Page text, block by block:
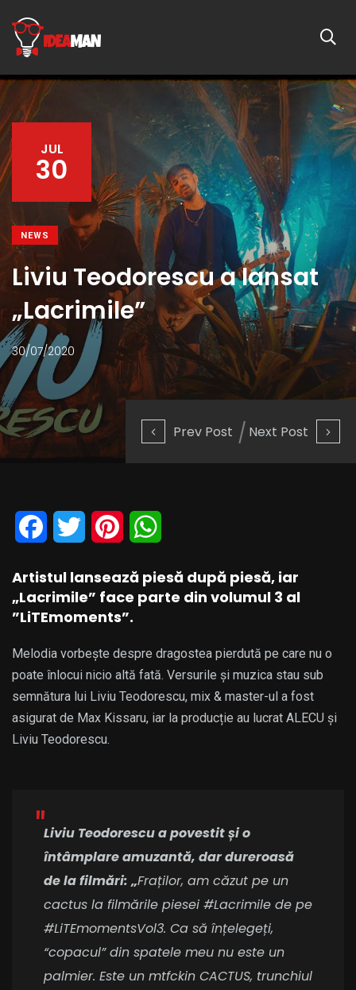
Prev Post Next Post
JUL
30
NEWS
Liviu Teodorescu a lansat
„Lacrimile”
30/07/2020
Facebook
Twitter Pinterest
Artistul lansează piesă după piesă, iar
„Lacrimile” face parte din volumul 3 al
”LiTEmoments”.
Melodia vorbește despre dragostea pierdută pe care nu o
poate înlocui nicio altă fată. Versurile și muzica stau sub
semnătura lui Liviu Teodorescu, mix & master-ul a fost
asigurat de Max Kissaru, iar la producție au lucrat ALECU și
Liviu Teodorescu.
Liviu Teodorescu a povestit și o
întâmplare amuzantă, dar dureroasă
de la filmări: „Fraților, am căzut pe un
cactus la filmările piesei #Lacrimile de pe
#LiTEmomentsVol3. Ca să înțelegeți,
“copacul” din spatele meu nu este un
palmier. Este un mtfckin CACTUS, trunchiul